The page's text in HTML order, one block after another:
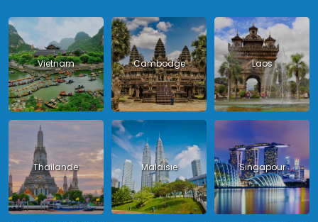
Vietnam Cambodge Laos
Thailande Malaisie Singapour